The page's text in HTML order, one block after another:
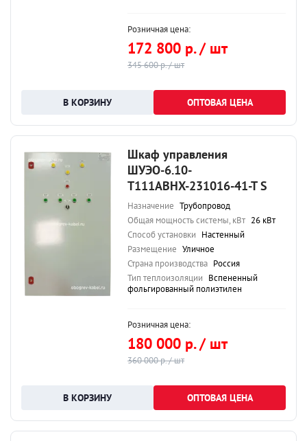
Розничная цена:
172 800 р. / шт
345 600 р. / шт
ОПТОВАЯ ЦЕНА
Шкаф управления
ШУЭО-6.10-
Т111АВНХ-231016-41-Т S
Назначение Трубопровод
Общая мощность системы, кВт 26 кВт
Способ установки Настенный
Размещение Уличное
Страна производства Россия
Тип теплоизоляции Вспененный
фольгированный полиэтилен
Розничная цена:
180 000 р. / шт
360 000 р. / шт
ОПТОВАЯ ЦЕНА